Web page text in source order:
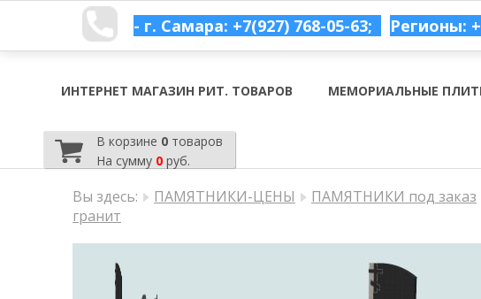
- г. Самара: +7(927) 768-05-63; Регионы:
ИНТЕРНЕТ МАГАЗИН РИТ. ТОВАРОВ МЕМОРИАЛЬНЫЕ
В корзине 0товаров
На сумму 0руб.
Вы здесь: ПАМЯТНИКИ-ЦЕНЫ ПАМЯТНИКИ под заказ
гранит